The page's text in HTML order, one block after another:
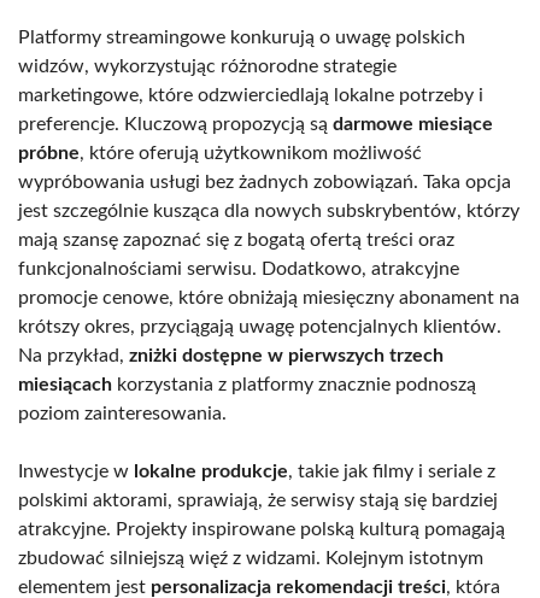
Platformy streamingowe konkurują o uwagę polskich
widzów, wykorzystując różnorodne strategie
marketingowe, które odzwierciedlają lokalne potrzeby i
preferencje. Kluczową propozycją są darmowe miesiące
próbne, które oferują użytkownikom możliwość
wypróbowania usługi bez żadnych zobowiązań. Taka opcja
jest szczególnie kusząca dla nowych subskrybentów, którzy
mają szansę zapoznać się z bogatą ofertą treści oraz
funkcjonalnościami serwisu. Dodatkowo, atrakcyjne
promocje cenowe, które obniżają miesięczny abonament na
krótszy okres, przyciągają uwagę potencjalnych klientów.
Na przykład, zniżki dostępne w pierwszych trzech
miesiącach korzystania z platformy znacznie podnoszą
poziom zainteresowania.
Inwestycje w lokalne produkcje, takie jak filmy i seriale z
polskimi aktorami, sprawiają, że serwisy stają się bardziej
atrakcyjne. Projekty inspirowane polską kulturą pomagają
zbudować silniejszą więź z widzami. Kolejnym istotnym
elementem jest personalizacja rekomendacji treści, która